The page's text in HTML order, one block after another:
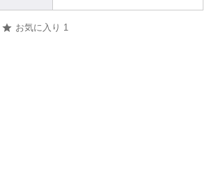
お気に入り 1